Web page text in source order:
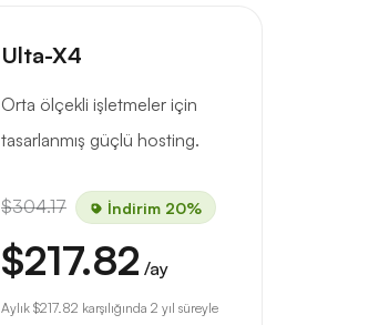
Ulta-X4
Orta ölçekli işletmeler için
tasarlanmış güçlü hosting.
$304.17 İndirim 20%
$217.82 /ay
Aylık $217.82 karşılığında 2 yıl süreyle